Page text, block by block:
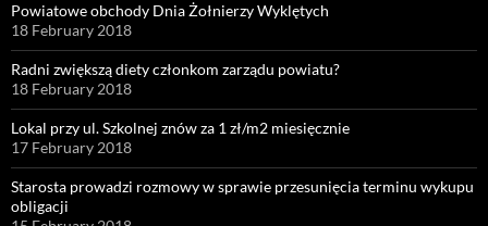
Powiatowe obchody Dnia Żołnierzy Wyklętych
18 February 2018
Radni zwiększą diety członkom zarządu powiatu?
18 February 2018
Lokal przy ul. Szkolnej znów za 1 zł/m2 miesięcznie
17 February 2018
Starosta prowadzi rozmowy w sprawie przesunięcia terminu wykupu
obligacji